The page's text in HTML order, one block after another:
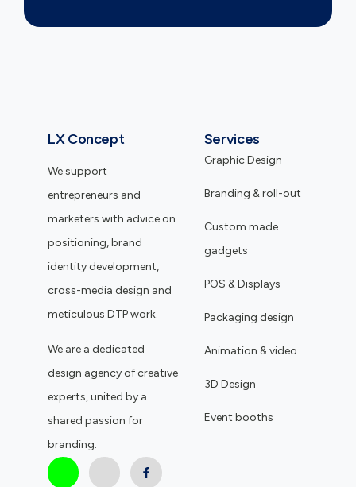
LX Concept
We support
entrepreneurs and
marketers with advice on
positioning, brand
identity development,
cross-media design and
meticulous DTP work.
We are a dedicated
design agency of creative
experts, united by a
shared passion for
branding.
Services
Graphic Design
Branding & roll-out
Custom made
gadgets
POS & Displays
Packaging design
Animation & video
3D Design
Event booths